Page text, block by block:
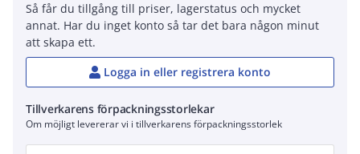
Så får du tillgång till priser, lagerstatus och mycket
annat. Har du inget konto så tar det bara någon minut
att skapa ett.
Logga in eller registrera konto
Tillverkarens förpackningsstorlekar
Om möjligt levererar vi i tillverkarens förpackningsstorlek